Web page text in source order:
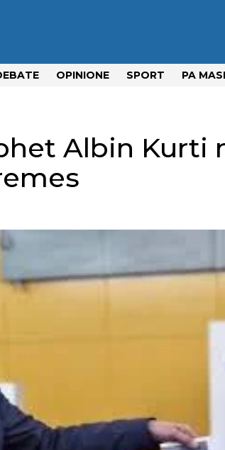
OPINIONE SPORT PA
Albin Kurti